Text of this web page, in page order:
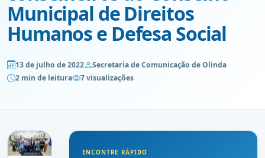
Municipal de Direitos
Humanos e Defesa Social
13 de julho de 2022
Secretaria de Comunicação de Olinda
2 min de leitura
7 visualizações
ENCONTRE RÁPIDO